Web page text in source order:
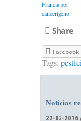
Francia por
cancerígeno
Share
Facebook
Tags:
Noticias
22-02-2016 /